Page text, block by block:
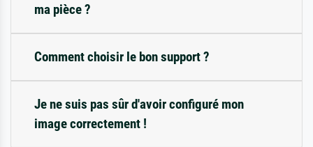
ma pièce ?
Comment choisir le bon support ?
Je ne suis pas sûr d'avoir configuré mon
image correctement !